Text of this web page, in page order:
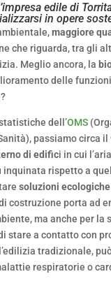
edile di
in opere
maggiore
che riguarda, tra gli
Meglio ancora, la
delle
dell’OMS
passiamo circa il
di edifici in cui
inquinata rispetto a
soluzioni
costruzione porta ad
ma anche per la
stare a contatto con
tradizionale,
respiratorie o